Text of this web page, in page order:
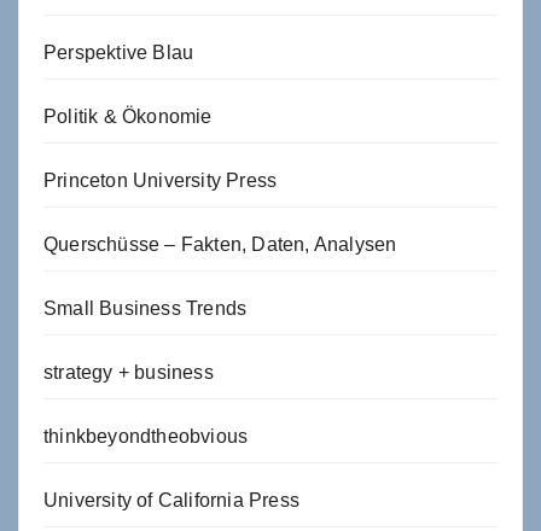
Perspektive Blau
Politik & Ökonomie
Princeton University Press
Querschüsse – Fakten, Daten, Analysen
Small Business Trends
strategy + business
thinkbeyondtheobvious
University of California Press